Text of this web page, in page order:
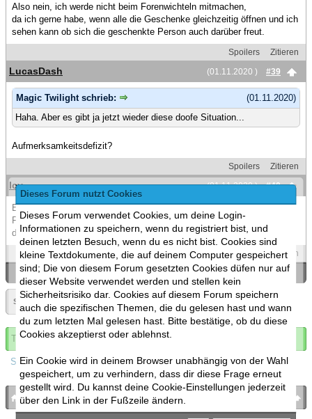
Dieses Forum nutzt Cookies
Dieses Forum verwendet Cookies, um deine Login-
Informationen zu speichern, wenn du registriert bist, und
deinen letzten Besuch, wenn du es nicht bist. Cookies sind
kleine Textdokumente, die auf deinem Computer gespeichert
sind; Die von diesem Forum gesetzten Cookies düfen nur auf
dieser Website verwendet werden und stellen kein
Sicherheitsrisiko dar. Cookies auf diesem Forum speichern
auch die spezifischen Themen, die du gelesen hast und wann
du zum letzten Mal gelesen hast. Bitte bestätige, ob du diese
Cookies akzeptierst oder ablehnst.
Ein Cookie wird in deinem Browser unabhängig von der Wahl
gespeichert, um zu verhindern, dass dir diese Frage erneut
gestellt wird. Du kannst deine Cookie-Einstellungen jederzeit
über den Link in der Fußzeile ändern.
Also nein, ich werde nicht beim Forenwichteln mitmachen,
da ich gerne habe, wenn alle die Geschenke gleichzeitig öffnen und ich
sehen kann ob sich die geschenkte Person auch darüber freut.
Spoilers
Zitieren
(01.11.2020 )
#39
LucasDash
(01.11.2020)
Magic Twilight schrieb:
Haha. Aber es gibt ja jetzt wieder diese doofe Situation...
Aufmerksamkeitsdefizit?
Spoilers
Zitieren
(01.11.2020 )
#40
Icy
Einfach ignorieren. Wer weiß warum man so besessen von einer
Forenaktion sein kann in der man selbst keine Aktien drin hat außer
das man teilnimmt.
Spoilers Zitieren
«Ein Thema zurück|Ein Thema vor»
Seite:
Thema abonnieren
Spoilers
bronies.de